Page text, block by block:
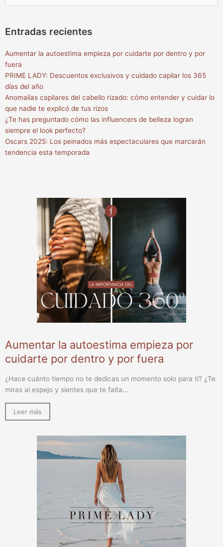
por:
Entradas recientes
Aumentar la autoestima empieza por cuidarte por dentro y por
fuera
PRIME LADY: Descuentos exclusivos y cuidado capilar los 365
días del año
Anomalías capilares del cabello rizado: cómo entender y cuidar lo
que nadie te explicó de tus rizos
¿Te has preguntado cómo las influencers de belleza logran
siempre el look perfecto?
Oscars 2025: Los peinados más espectaculares que marcarán
tendencia esta temporada
Aumentar la autoestima empieza por
cuidarte por dentro y por fuera
¿Hace cuánto tiempo no te dedicas un momento solo para ti? ¿Te
miras al espejo y sientes que te falta...
Leer más